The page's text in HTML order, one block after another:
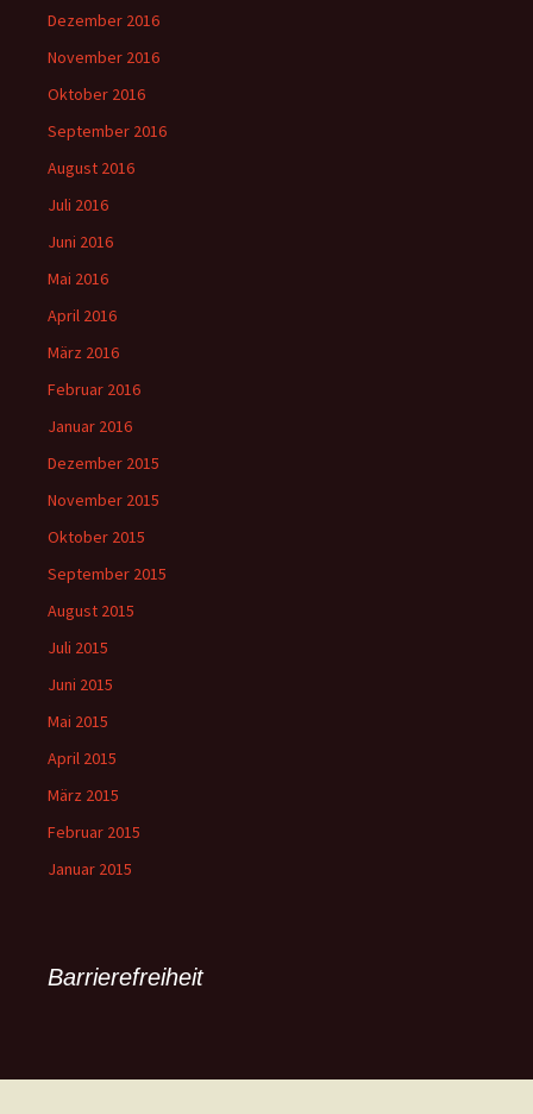
Dezember 2016
November 2016
Oktober 2016
September 2016
August 2016
Juli 2016
Juni 2016
Mai 2016
April 2016
März 2016
Februar 2016
Januar 2016
Dezember 2015
November 2015
Oktober 2015
September 2015
August 2015
Juli 2015
Juni 2015
Mai 2015
April 2015
März 2015
Februar 2015
Januar 2015
Barrierefreiheit